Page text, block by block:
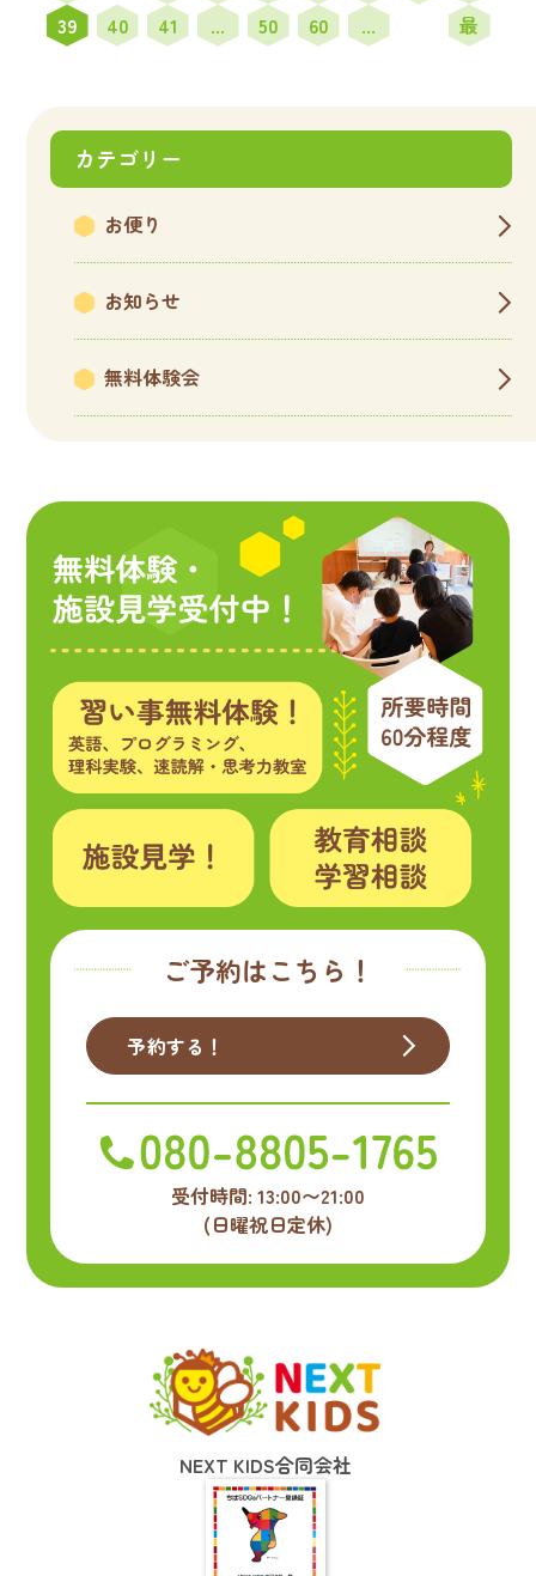
先
頭
39
40 41 ... 50 60 ...
最
カテゴリー
お便り
お知らせ
無料体験会
ご予約はこちら！
予約する！
受付時間: 13:00〜21:00
(日曜祝日定休)
NEXT KIDS合同会社